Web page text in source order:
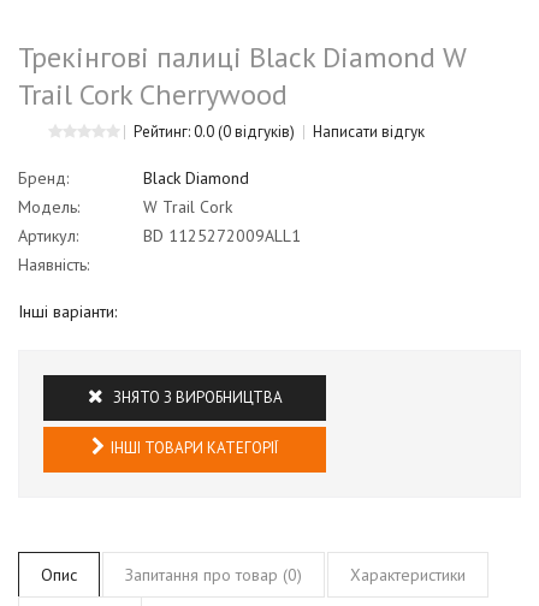
Трекінгові палиці Black Diamond W
Trail Cork Cherrywood
Рейтинг: 0.0(0 відгуків) Написати відгук
Бренд:
Black Diamond
Модель:
W Trail Cork
Артикул:
BD 1125272009ALL1
Наявність:
Інші варіанти:
ЗНЯТО З ВИРОБНИЦТВА
ІНШІ ТОВАРИ КАТЕГОРІЇ
Опис Запитання про товар (0) Характеристики